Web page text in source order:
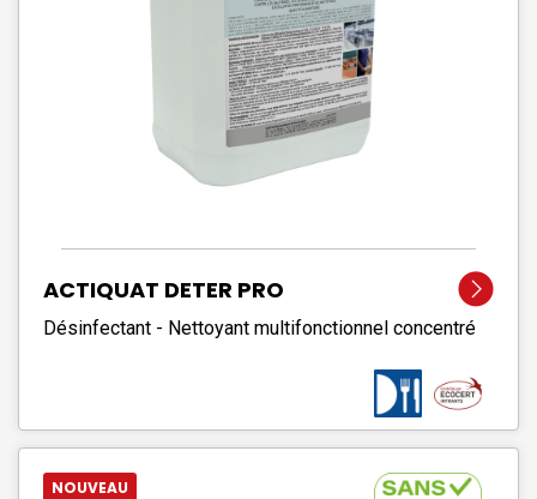
ACTIQUAT DETER PRO
Désinfectant - Nettoyant multifonctionnel concentré
NOUVEAU